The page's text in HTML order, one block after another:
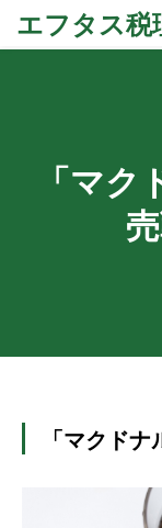
エフタス税
「マ
「マクド